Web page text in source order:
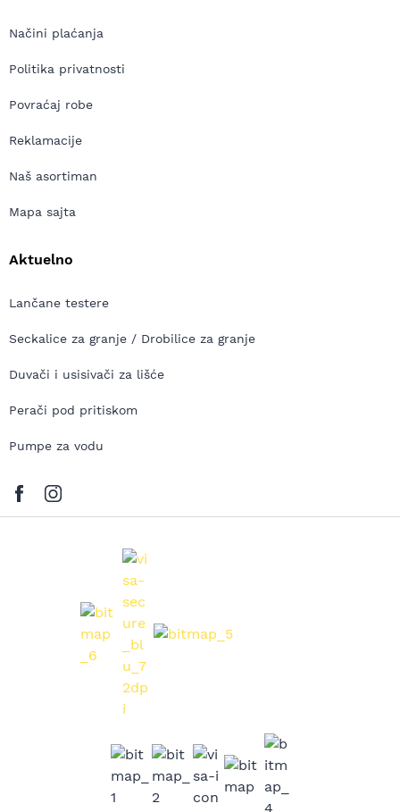
Načini plaćanja
Politika privatnosti
Povraćaj robe
Reklamacije
Naš asortiman
Mapa sajta
Aktuelno
Lančane testere
Seckalice za granje / Drobilice za granje
Duvači i usisivači za lišće
Perači pod pritiskom
Pumpe za vodu